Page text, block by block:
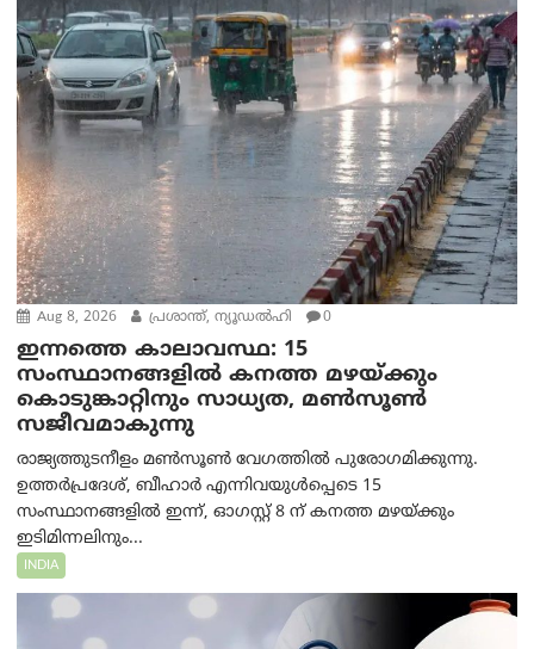
Aug 8, 2026 പ്രശാന്ത്, ന്യൂഡല്‍ഹി 0
ഇന്നത്തെ കാലാവസ്ഥ: 15
സംസ്ഥാനങ്ങളിൽ കനത്ത മഴയ്ക്കും
കൊടുങ്കാറ്റിനും സാധ്യത, മൺസൂൺ
സജീവമാകുന്നു
രാജ്യത്തുടനീളം മൺസൂൺ വേഗത്തിൽ പുരോഗമിക്കുന്നു.
ഉത്തർപ്രദേശ്, ബീഹാർ എന്നിവയുൾപ്പെടെ 15
സംസ്ഥാനങ്ങളിൽ ഇന്ന്, ഓഗസ്റ്റ് 8 ന് കനത്ത മഴയ്ക്കും
ഇടിമിന്നലിനും...
INDIA